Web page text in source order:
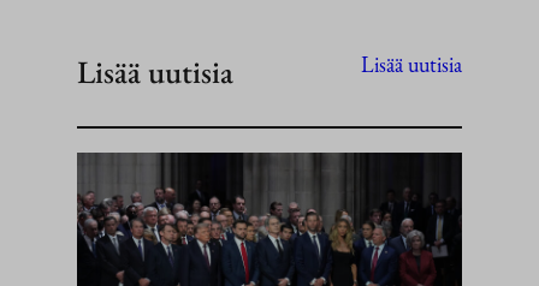
Lisää uutisia Lisää uutisia